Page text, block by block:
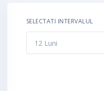
SELECTATI INTERVALUL